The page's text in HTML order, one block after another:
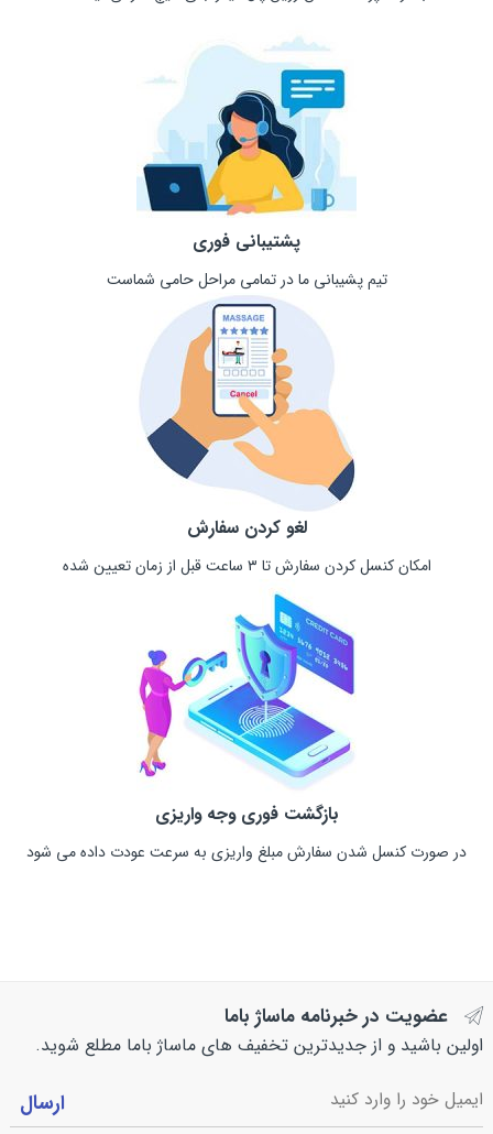
پشتیبانی فوری
تیم پشیبانی ما در تمامی مراحل حامی شماست
لغو کردن سفارش
امکان کنسل کردن سفارش تا ۳ ساعت قبل از زمان تعیین شده
بازگشت فوری وجه واریزی
در صورت کنسل شدن سفارش مبلغ واریزی به سرعت عودت داده می شود
عضویت در خبرنامه ماساژ باما
اولین باشید و از جدیدترین تخفیف های ماساژ باما مطلع شوید.